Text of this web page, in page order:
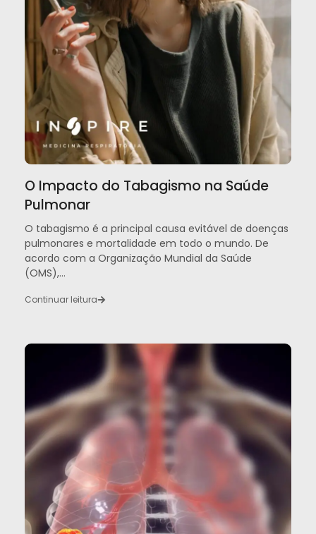
O Impacto do Tabagismo na Saúde
Pulmonar
O tabagismo é a principal causa evitável de doenças
pulmonares e mortalidade em todo o mundo. De
acordo com a Organização Mundial da Saúde
(OMS),...
Continuar leitura